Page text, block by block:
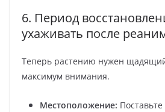
6. Период
ухаживать после
Теперь растению нужен
максимум внимания.
Местоположение: Поставьте